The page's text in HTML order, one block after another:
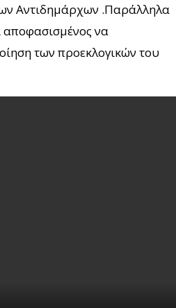
Αντιδημάρχων .Παράλληλα
να
των προεκλογικών του